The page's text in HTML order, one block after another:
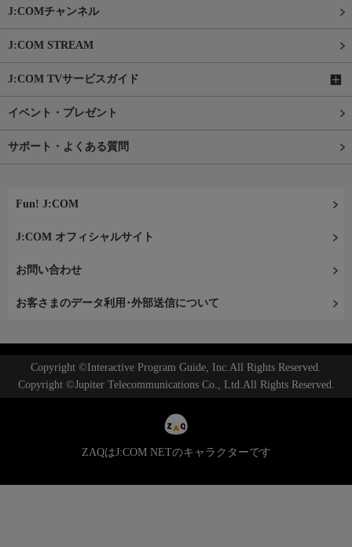
J:COMチャンネル
J:COM STREAM
J:COM TVサービスガイド
イベント・プレゼント
サポート・よくある質問
Fun! J:COM
J:COM オフィシャルサイト
お問い合わせ
お客さまのデータ利用･外部送信について
Copyright ©Interactive Program Guide, Inc.All Rights Reserved.
Copyright ©Jupiter Telecommunications Co., Ltd.All Rights Reserved.
ZAQはJ:COM NETのキャラクターです